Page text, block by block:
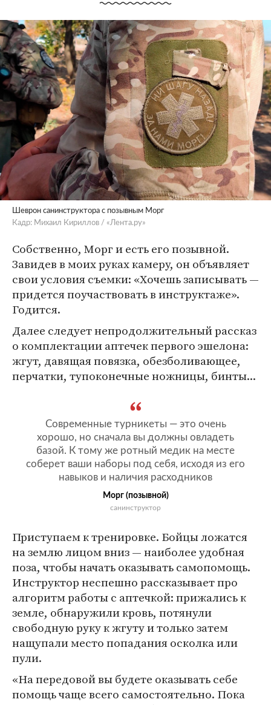
Шеврон санинструктора с позывным Морг
Кадр: Михаил Кириллов / «Лента.ру»
Собственно, Морг и есть его позывной.
Завидев в моих руках камеру, он объявляет
свои условия съемки: «Хочешь записывать —
придется поучаствовать в инструктаже».
Годится.
Далее следует непродолжительный рассказ
о комплектации аптечек первого эшелона:
жгут, давящая повязка, обезболивающее,
перчатки, тупоконечные ножницы, бинты...
Современные турникеты — это очень
хорошо, но сначала вы должны овладеть
базой. К тому же ротный медик на месте
соберет ваши наборы под себя, исходя из его
навыков и наличия расходников
Морг (позывной)
санинструктор
Приступаем к тренировке. Бойцы ложатся
на землю лицом вниз — наиболее удобная
поза, чтобы начать оказывать самопомощь.
Инструктор неспешно рассказывает про
алгоритм работы с аптечкой: прижались к
земле, обнаружили кровь, потянули
свободную руку к жгуту и только затем
нащупали место попадания осколка или
пули.
«На передовой вы будете оказывать себе
помощь чаще всего самостоятельно. Пока